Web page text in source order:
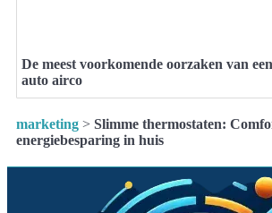
De meest voorkomende oorzaken van
auto airco
marketing > Slimme thermostaten:
energiebesparing in huis